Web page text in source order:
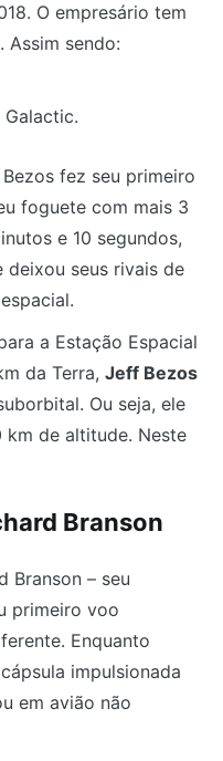
O empresário tem
sendo:
Galactic.
fez seu primeiro
foguete com mais 3
e 10 segundos,
deixou seus rivais de
a Estação Espacial
da Terra, Jeff Bezos
Ou seja, ele
km de altitude. Neste
Branson
Branson – seu
primeiro voo
Enquanto
impulsionada
em avião não